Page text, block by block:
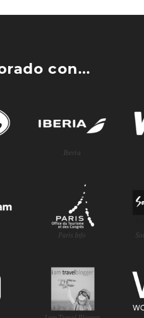
con...
Iberia
Paris Info